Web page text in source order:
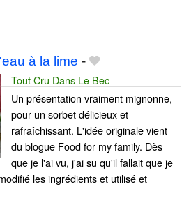
à la lime -
Tout Cru Dans Le Bec
Un présentation vraiment mignonne,
pour un sorbet délicieux et
rafraîchissant. L'idée originale vient
du blogue Food for my family. Dès
que je l'ai vu, j'ai su qu'il fallait que je
les ingrédients et utilisé et